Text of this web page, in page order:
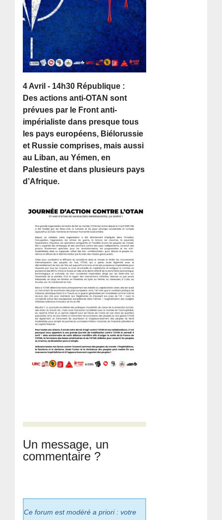
4 Avril - 14h30 République :
Des actions anti-OTAN sont
prévues par le Front anti-
impérialiste dans presque tous
les pays européens, Biélorussie
et Russie comprises, mais aussi
au Liban, au Yémen, en
Palestine et dans plusieurs pays
d’Afrique.
Un message, un
commentaire ?
Ce forum est modéré a priori : votre